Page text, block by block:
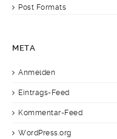
Post Formats
META
Anmelden
Eintrags-Feed
Kommentar-Feed
WordPress.org